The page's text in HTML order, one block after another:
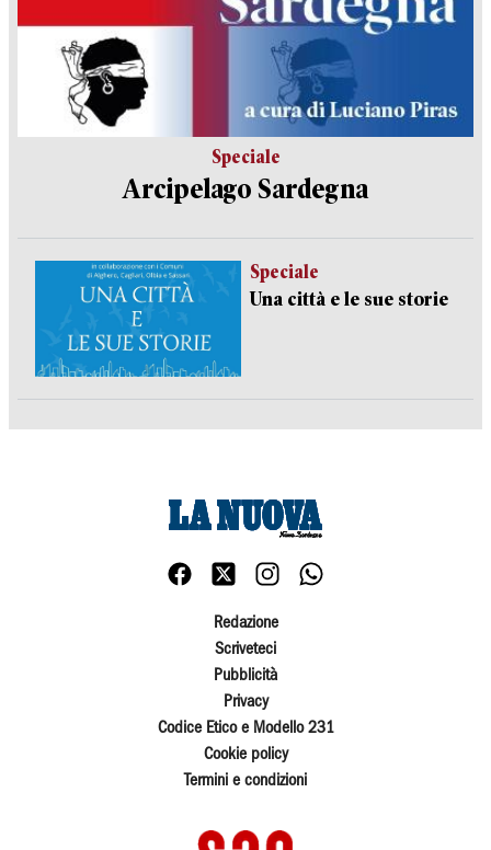
Speciale
Arcipelago Sardegna
Speciale
Una città e le sue storie
Redazione
Scriveteci
Pubblicità
Privacy
Codice Etico e Modello 231
Cookie policy
Termini e condizioni